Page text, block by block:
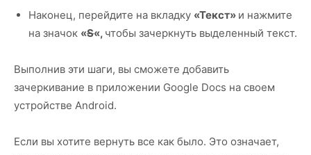
Наконец, перейдите на вкладку «Текст» и нажмите
на значок «S«, чтобы зачеркнуть выделенный текст.
Выполнив эти шаги, вы сможете добавить
зачеркивание в приложении Google Docs на своем
устройстве Android.
Если вы хотите вернуть все как было. Это означает,